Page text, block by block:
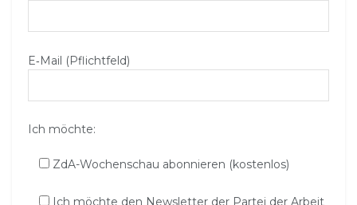
E‑Mail (Pflichtfeld)
Ich möchte:
ZdA-Wochenschau abonnieren (kostenlos)
Ich möchte den Newsletter der Partei der Arbeit